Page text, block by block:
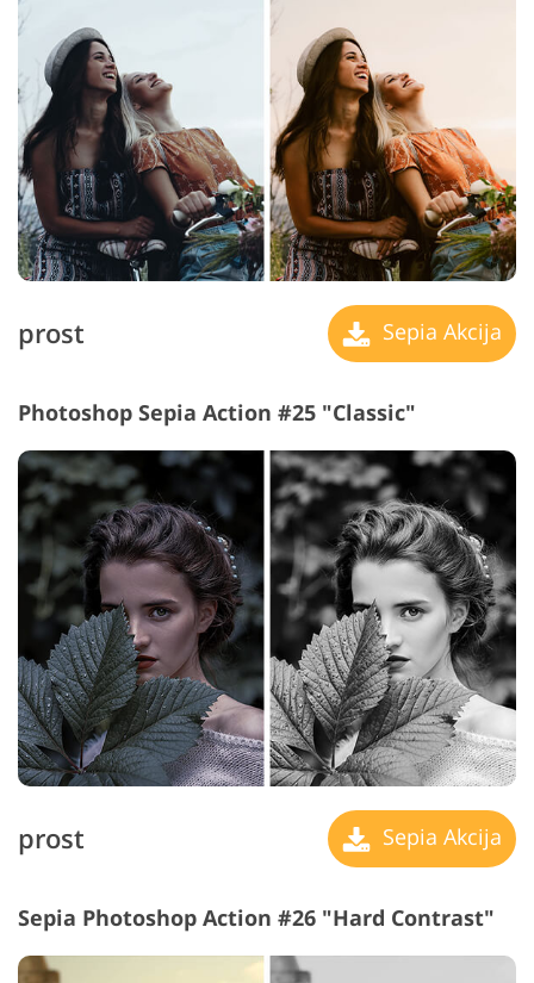
prost Sepia Akcija
Photoshop Sepia Action #25 "Classic"
prost Sepia Akcija
Sepia Photoshop Action #26 "Hard Contrast"